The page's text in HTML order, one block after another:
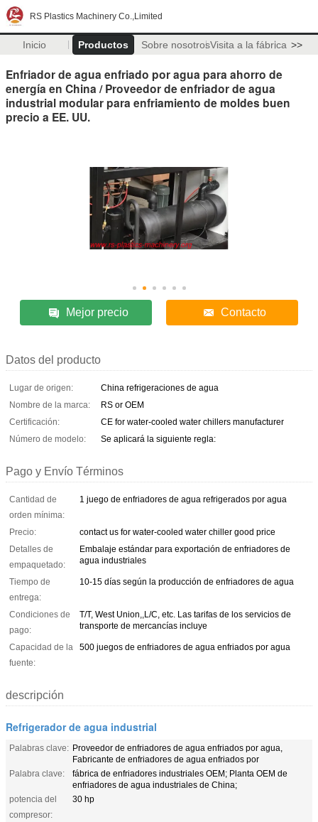
RS Plastics Machinery Co.,Limited
Inicio Productos Sobre nosotrosVisita a la fábrica >>
Enfriador de agua enfriado por agua para ahorro de
energía en China / Proveedor de enfriador de agua
industrial modular para enfriamiento de moldes buen
precio a EE. UU.
Mejor precio Contacto
Datos del producto
Lugar de origen:
China refrigeraciones de agua
Nombre de la marca:
RS or OEM
Certificación:
CE for water-cooled water chillers manufacturer
Número de modelo:
Se aplicará la siguiente regla:
Pago y Envío Términos
Cantidad de
orden mínima:
1 juego de enfriadores de agua refrigerados por agua
Precio:
contact us for water-cooled water chiller good price
Detalles de
empaquetado:
Embalaje estándar para exportación de enfriadores de
agua industriales
Tiempo de
entrega:
10-15 días según la producción de enfriadores de agua
Condiciones de
pago:
T/T, West Union,,L/C, etc. Las tarifas de los servicios de
transporte de mercancías incluye
Capacidad de la
fuente:
500 juegos de enfriadores de agua enfriados por agua
descripción
Refrigerador de agua industrial
Palabras clave: Proveedor de enfriadores de agua enfriados por agua,
Fabricante de enfriadores de agua enfriados por
Palabra clave:
fábrica de enfriadores industriales OEM; Planta OEM de
enfriadores de agua industriales de China;
potencia del
compresor:
30 hp